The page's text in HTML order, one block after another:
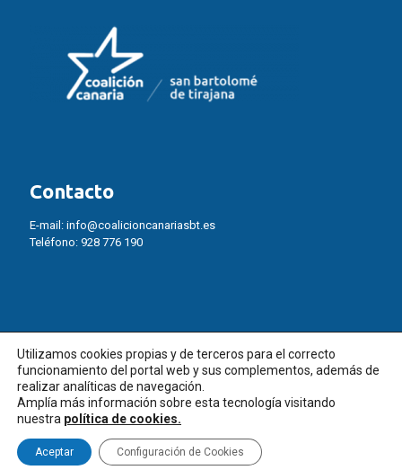
Contacto
E-mail: info@coalicioncanariasbt.es
Teléfono: 928 776 190
© Coalición Canaria -Política de Cookies Política de Privacidad
Utilizamos cookies propias y de terceros para el correcto
funcionamiento del portal web y sus complementos, además de
realizar analíticas de navegación.
Amplía más información sobre esta tecnología visitando
nuestra política de cookies.
Aceptar Configuración de Cookies